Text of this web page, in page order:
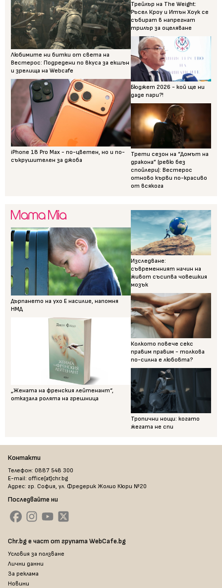
Любимите ни битки от света на
Вестерос: Подредени по вкуса за екшън
и зрелища на Webcafe
iPhone 18 Pro Max - по-цветен, но и по-
съкрушителен за джоба
Трейлър на The Weight:
Ръсел Кроу и Итън Хоук се
събират в напрегнат
трилър за оцеляване
Бюджет 2026 - кой ще ни
даде пари?!
Трети сезон на “Домът на
дракона” (ревю без
спойлери): Вестерос
отново кърви по-красиво
от всякога
Дърпането на ухо Е насилие, напомня
НМД
„Жената на френския лейтенант“,
отказала ролята на грешница
Изследване:
съвременният начин на
живот съсипва човешкия
мозък
Колкото повече секс
правим правим - толкова
по-силна е любовта?
Тропични нощи: когато
жегата не спи
Контакти
Телефон: 0887 548 300
E-mail: office[at]chr.bg
Адрес: гр. София, ул. Фредерик Жолио Кюри №20
Последвайте ни
Chr.bg е част от групата WebCafe.bg
Условия за ползване
Лични данни
За реклама
Новини